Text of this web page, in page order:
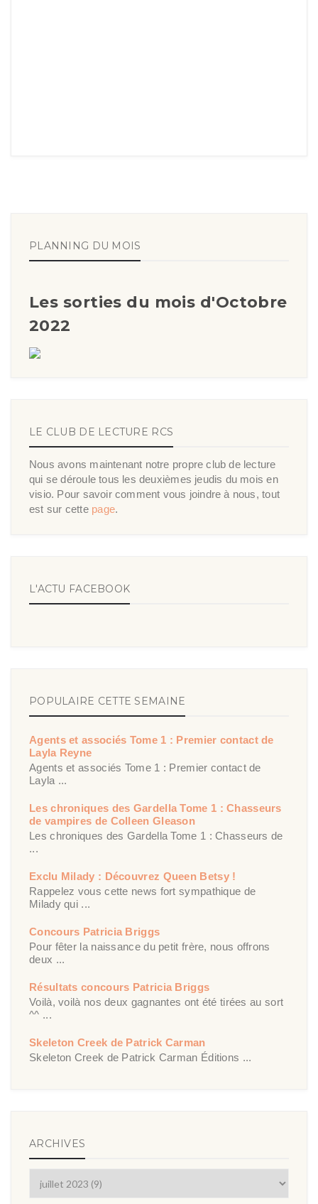
PLANNING DU MOIS
Les sorties du mois d'Octobre
2022
LE CLUB DE LECTURE RCS
Nous avons maintenant notre propre club de lecture
qui se déroule tous les deuxièmes jeudis du mois en
visio. Pour savoir comment vous joindre à nous, tout
est sur cette page.
L'ACTU FACEBOOK
POPULAIRE CETTE SEMAINE
Agents et associés Tome 1 : Premier contact de
Layla Reyne
Agents et associés Tome 1 : Premier contact de
Layla ...
Les chroniques des Gardella Tome 1 : Chasseurs
de vampires de Colleen Gleason
Les chroniques des Gardella Tome 1 : Chasseurs de
...
Exclu Milady : Découvrez Queen Betsy !
Rappelez vous cette news fort sympathique de
Milady qui ...
Concours Patricia Briggs
Pour fêter la naissance du petit frère, nous offrons
deux ...
Résultats concours Patricia Briggs
Voilà, voilà nos deux gagnantes ont été tirées au sort
^^ ...
Skeleton Creek de Patrick Carman
Skeleton Creek de Patrick Carman Éditions ...
ARCHIVES